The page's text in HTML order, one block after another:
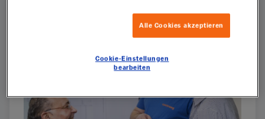
Alle Cookies akzeptieren
Cookie-Einstellungen
bearbeiten